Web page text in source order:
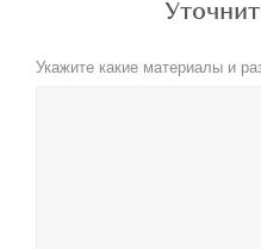
Укажите какие материалы и